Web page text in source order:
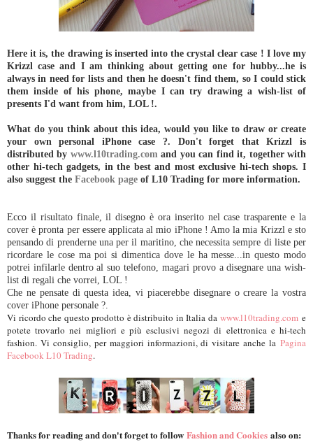
Here it is, the drawing is inserted into the crystal clear case ! I love my
Krizzl case and I am thinking about getting one for hubby...he is
always in need for lists and then he doesn't find them, so I could stick
them inside of his phone, maybe I can try drawing a wish-list of
presents I'd want from him, LOL !.
What do you think about this idea, would you like to draw or create
your own personal iPhone case ?. Don't forget that Krizzl is
distributed by www.l10trading.com and you can find it, together with
other hi-tech gadgets, in the best and most exclusive hi-tech shops. I
also suggest the Facebook page of L10 Trading for more information.
Ecco il risultato finale, il disegno è ora inserito nel case trasparente e la
cover è pronta per essere applicata al mio iPhone ! Amo la mia Krizzl e sto
pensando di prenderne una per il maritino, che necessita sempre di liste per
ricordare le cose ma poi si dimentica dove le ha messe...in questo modo
potrei infilarle dentro al suo telefono, magari provo a disegnare una wish-
list di regali che vorrei, LOL !
Che ne pensate di questa idea, vi piacerebbe disegnare o creare la vostra
cover iPhone personale ?.
Vi ricordo che questo prodotto è distribuito in Italia dawww.l10trading.com e
potete trovarlo nei migliori e più esclusivi negozi di elettronica e hi-tech
fashion. Vi consiglio, per maggiori informazioni, di visitare anche la Pagina
Facebook L10 Trading.
Thanks for reading and don't forget to follow Fashion and Cookies also on: